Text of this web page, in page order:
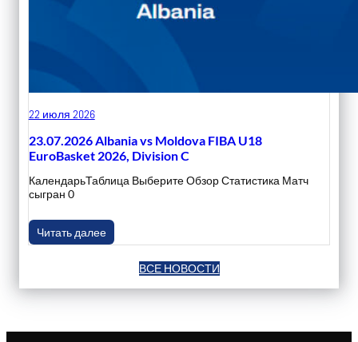
22 июля 2026
23.07.2026 Albania vs Moldova FIBA U18
EuroBasket 2026, Division C
КалендарьТаблица Выберите Обзор Статистика Матч
сыгран 0
Читать далее
ВСЕ НОВОСТИ